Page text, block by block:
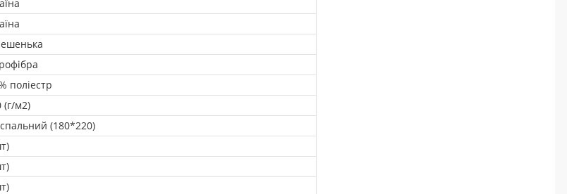
поліестр
(г/м2)
(180*220)